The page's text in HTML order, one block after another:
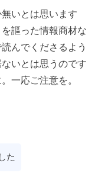
いとは思います
謳った情報商材な
んでくださるよう
いとは思うのです
一応ご注意を。
た